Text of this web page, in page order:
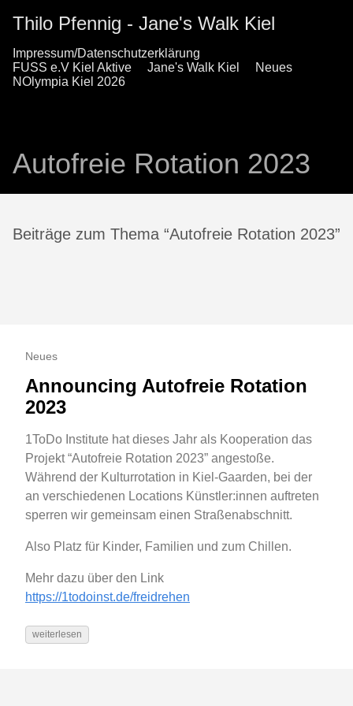
Thilo Pfennig - Jane's Walk Kiel
Impressum/Datenschutzerklärung
FUSS e.V Kiel Aktive
Jane's Walk Kiel
Neues
NOlympia Kiel 2026
Autofreie Rotation 2023
Beiträge zum Thema “Autofreie Rotation 2023”
Neues
Announcing Autofreie Rotation
2023
1ToDo Institute hat dieses Jahr als Kooperation das
Projekt “Autofreie Rotation 2023” angestoße.
Während der Kulturrotation in Kiel-Gaarden, bei der
an verschiedenen Locations Künstler:innen auftreten
sperren wir gemeinsam einen Straßenabschnitt.
Also Platz für Kinder, Familien und zum Chillen.
Mehr dazu über den Link
https://1todoinst.de/freidrehen
weiterlesen